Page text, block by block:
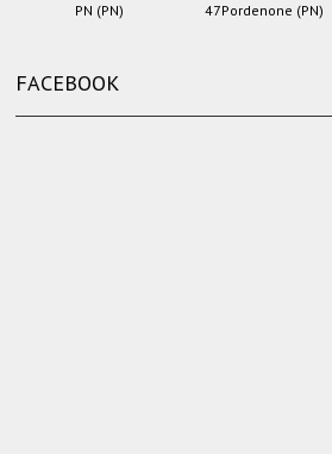
PN (PN)
47Pordenone (PN)
FACEBOOK